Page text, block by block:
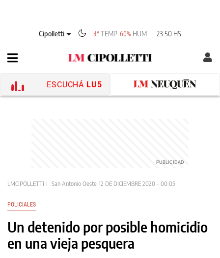
Cipolletti 4°TEMP 60% HUM 23:50 HS
ESCUCHÁ LU5
LMCIPOLLETTI San Antonio Oeste 12 DE DICIEMBRE 2020 - 00:05
POLICIALES
Un detenido por posible homicidio
en una vieja pesquera